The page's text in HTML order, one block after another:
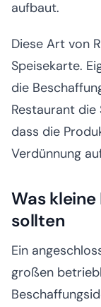
aufbaut.
Diese Art von
Speisekarte.
die
Restaurant die
dass die
Verdünnung
Was
sollten
Ein
großen